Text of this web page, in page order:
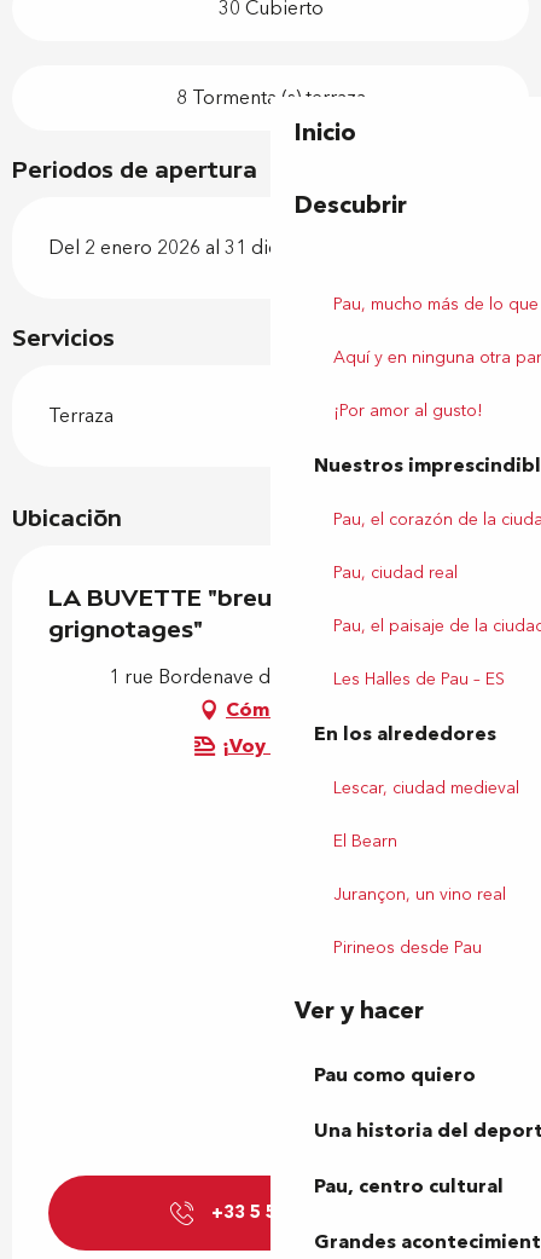
Inicio
Descubrir
Pau, mucho más de lo
Aquí y en ninguna otra
¡Por amor al gusto!
Nuestros
Pau, el corazón de la
Pau, ciudad real
Pau, el paisaje de la
Les Halles de Pau – ES
En los alrededores
Lescar, ciudad medieval
El Bearn
Jurançon, un vino real
Pirineos desde Pau
Ver y hacer
Pau como quiero
Una historia del
Pau, centro cultural
Grandes
Servicios
Terraza
30 Cubierto
8 Tormenta (s) terraza
Periodos de apertura
Del 2 enero 2026 al 31 diciembre 2026
Ubicación
LA BUVETTE "breuvages &
grignotages"
1 rue Bordenave d'Abère, 64000 Pau
Cómo llegar
¡Voy en tren!
+33 5 59 62 47